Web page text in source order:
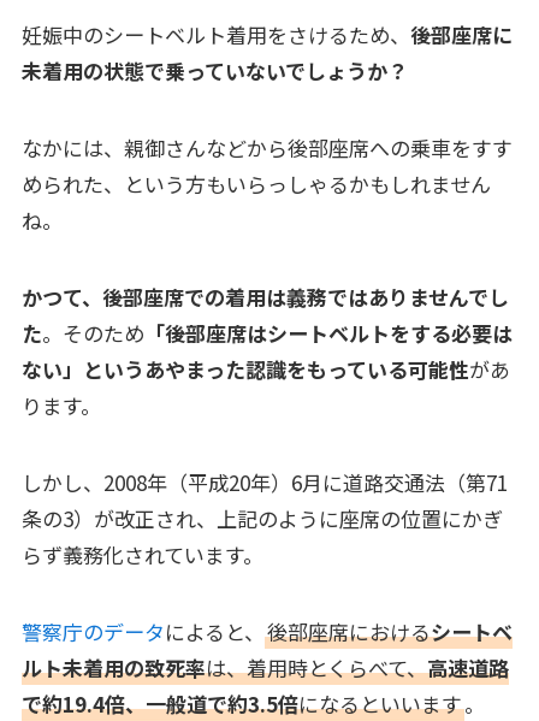
妊娠中のシートベルト着用をさけるため、 後部座席に
未着用の状態で乗っていないでしょうか？
なかには、親御さんなどから後部座席への乗車をすす
められた、という方もいらっしゃるかもしれません
ね。
かつて、後部座席での着用は義務ではありませんでし
た。そのため 「後部座席はシートベルトをする必要は
ない」というあやまった認識をもっている可能性があ
ります。
しかし、2008年（平成20年）6月に道路交通法（第71
条の3）が改正され、上記のように座席の位置にかぎ
らず義務化されています。
警察庁のデータによると、 後部座席におけるシートベ
ルト未着用の致死率は、着用時とくらべて、高速道路
で約19.4倍、一般道で約3.5倍になるといいます。